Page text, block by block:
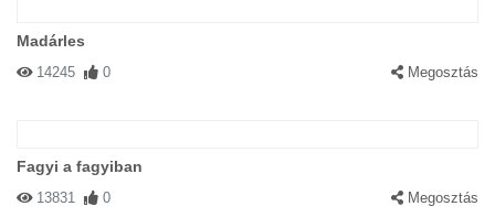
Madárles
14245 0 Megosztás
Fagyi a fagyiban
13831 0 Megosztás